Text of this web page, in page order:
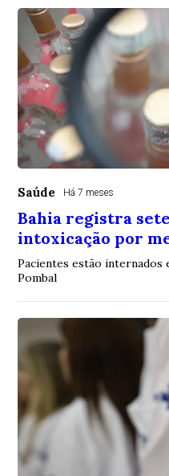
Saúde Há 7 meses
Bahia registra
intoxicação por
Pacientes estão internados
Pombal